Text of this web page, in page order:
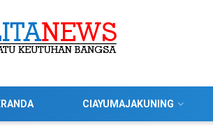
CIAYUMAJAKUNING